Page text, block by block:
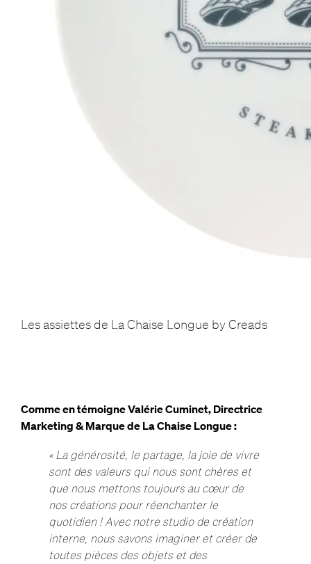
Les assiettes de La Chaise Longue by Creads
Comme en témoigne Valérie Cuminet, Directrice
Marketing & Marque de La Chaise Longue :
« La générosité, le partage, la joie de vivre
sont des valeurs qui nous sont chères et
que nous mettons toujours au cœur de
nos créations pour réenchanter le
quotidien ! Avec notre studio de création
interne, nous savons imaginer et créer de
toutes pièces des objets et des